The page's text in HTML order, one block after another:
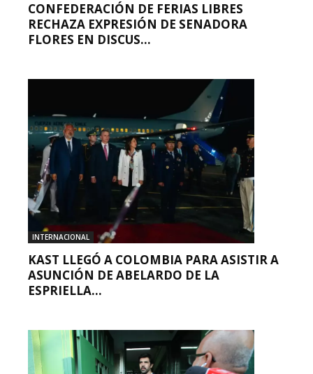
CONFEDERACIÓN DE FERIAS LIBRES
RECHAZA EXPRESIÓN DE SENADORA
FLORES EN DISCUS...
INTERNACIONAL
KAST LLEGÓ A COLOMBIA PARA ASISTIR A
ASUNCIÓN DE ABELARDO DE LA
ESPRIELLA...